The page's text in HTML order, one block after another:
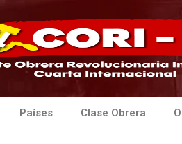
Países Clase Obrera